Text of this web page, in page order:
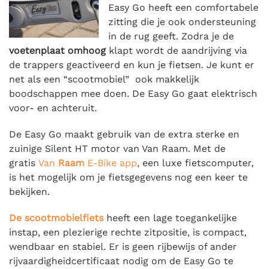
Easy Go heeft een comfortabele
zitting die je ook ondersteuning
in de rug geeft. Zodra je de
voetenplaat omhoog klapt wordt de aandrijving via
de trappers geactiveerd en kun je fietsen. Je kunt er
net als een “scootmobiel” ook makkelijk
boodschappen mee doen. De Easy Go gaat elektrisch
voor- en achteruit.
De Easy Go maakt gebruik van de extra sterke en
zuinige Silent HT motor van Van Raam. Met de
gratis Van Raam E-Bike app, een luxe fietscomputer,
is het mogelijk om je fietsgegevens nog een keer te
bekijken.
De scootmobielfietsheeft een lage toegankelijke
instap, een plezierige rechte zitpositie, is compact,
wendbaar en stabiel. Er is geen rijbewijs of ander
rijvaardigheidcertificaat nodig om de Easy Go te